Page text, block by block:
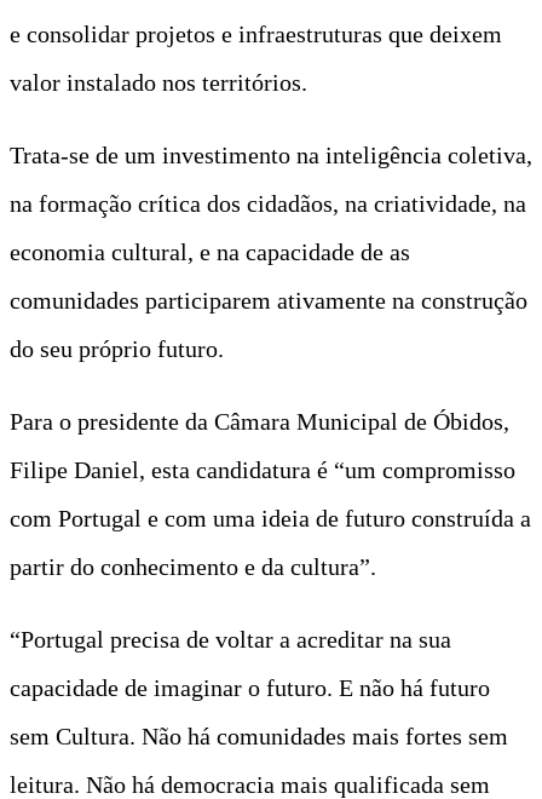
e consolidar projetos e infraestruturas que deixem
valor instalado nos territórios.
Trata-se de um investimento na inteligência coletiva,
na formação crítica dos cidadãos, na criatividade, na
economia cultural, e na capacidade de as
comunidades participarem ativamente na construção
do seu próprio futuro.
Para o presidente da Câmara Municipal de Óbidos,
Filipe Daniel, esta candidatura é “um compromisso
com Portugal e com uma ideia de futuro construída a
partir do conhecimento e da cultura”.
“Portugal precisa de voltar a acreditar na sua
capacidade de imaginar o futuro. E não há futuro
sem Cultura. Não há comunidades mais fortes sem
leitura. Não há democracia mais qualificada sem